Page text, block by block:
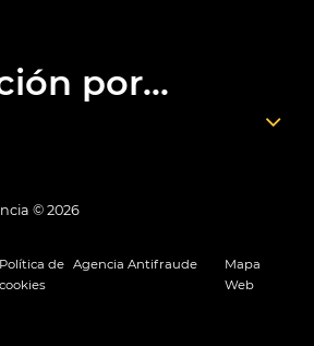
por...
© 2026
Política de
cookies
Agencia Antifraude
Mapa
Web